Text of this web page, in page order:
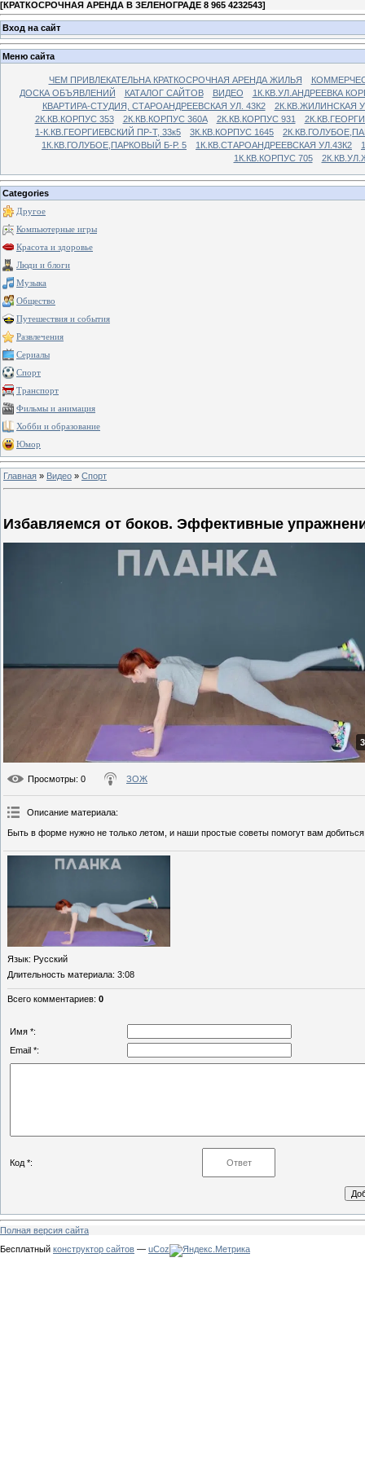
[КРАТКОСРОЧНАЯ АРЕНДА В ЗЕЛЕНОГРАДЕ 8 965 4232543]
Вход на сайт
Меню сайта
ЧЕМ ПРИВЛЕКАТЕЛЬНА КРАТКОСРОЧНАЯ АРЕНДА ЖИЛЬЯ
ДОСКА ОБЪЯВЛЕНИЙ
КАТАЛОГ САЙТОВ ВИДЕО
1К.КВ.УЛ.АНДРЕЕВКА
КВАРТИРА-СТУДИЯ, СТАРОАНДРЕЕВСКАЯ УЛ. 43К2
2К.КВ.ЖИЛИНСКАЯ
2К.КВ.КОРПУС 353
2К.КВ.КОРПУС 360А 2К.КВ.КОРПУС 931
1-К.КВ.ГЕОРГИЕВСКИЙ ПР-Т, 33к5
3К.КВ.КОРПУС 1645
1К.КВ.ГОЛУБОЕ,ПАРКОВЫЙ Б-Р. 5
1К.КВ.СТАРОАНДРЕЕВСКАЯ УЛ.43К2
1К.КВ.КОРПУС 705
Categories
Другое
Компьютерные игры
Красота и здоровье
Люди и блоги
Музыка
Общество
Путешествия и события
Развлечения
Сериалы
Спорт
Транспорт
Фильмы и анимация
Хобби и образование
Юмор
Главная » Видео » Спорт
Избавляемся от боков. Эффективные
Просмотры: 0 ЗОЖ
Описание материала:
Быть в форме нужно не только летом, и наши простые советы помогут вам добиться
Язык: Русский
Длительность материала: 3:08
Всего комментариев: 0
Имя *:
Email *:
Код *:
Полная версия сайта
Бесплатный конструктор сайтов — uCoz